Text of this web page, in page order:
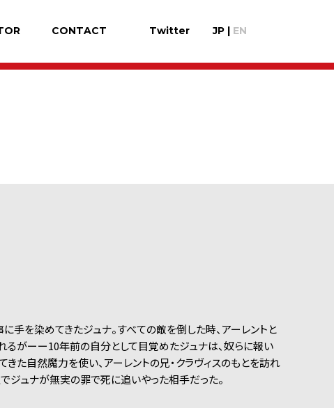
CONTACT Twitter JP EN
手を染めてきたジュナ。すべての敵を倒した時、アーレントと
るがーー10年前の自分として目覚めたジュナは、奴らに報い
きた自然魔力を使い、アーレントの兄・クラヴィスのもとを訪れ
ジュナが無実の罪で死に追いやった相手だった。